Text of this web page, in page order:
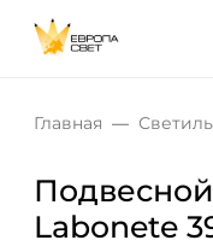
Главная
Labonete